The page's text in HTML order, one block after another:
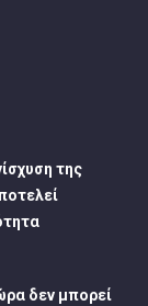
της
δεν μπορεί